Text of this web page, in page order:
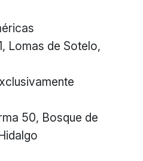
Lomas de Sotelo,
50, Bosque de